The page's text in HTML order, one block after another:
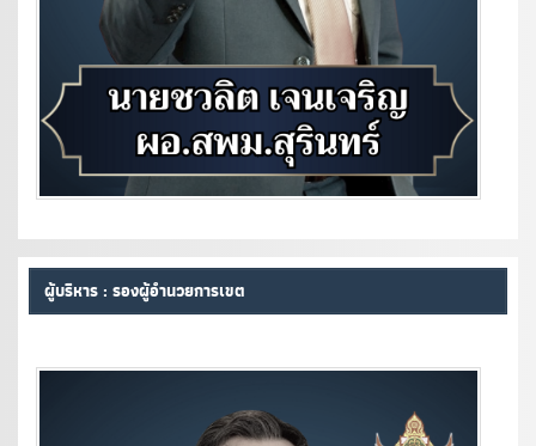
ผู้บริหาร : รองผู้อำนวยการเขต